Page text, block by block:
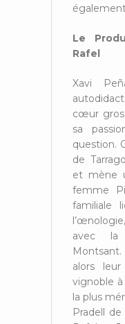
Le
Rafel
Xavi
cœur gros
sa
question.
de
et mène
femme
familiale
avec la
alors
vignoble à
la plus
Pradell de